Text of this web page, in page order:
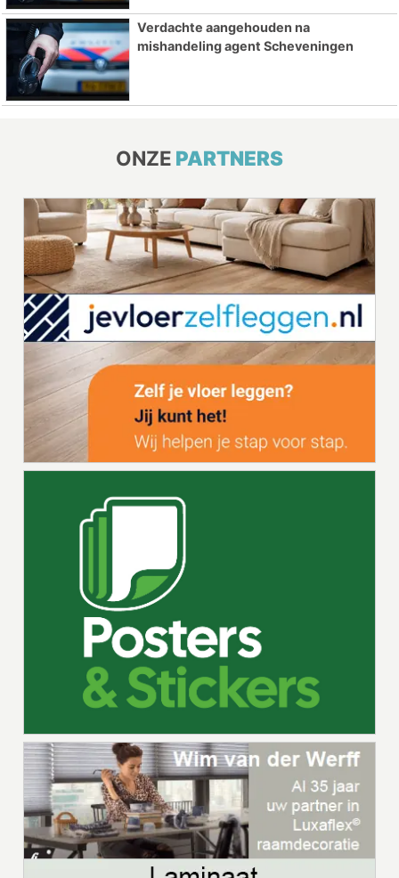
Verdachte aangehouden na
mishandeling agent Scheveningen
ONZE PARTNERS